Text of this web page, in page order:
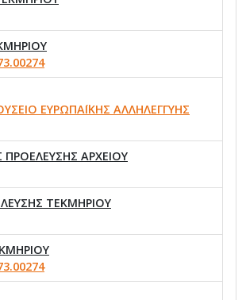
ΕΥΡΩΠΑΪΚΗΣ ΑΛΛΗΛΕΓΓΥΗΣ
ΑΡΧΕΙΟΥ
ΤΕΚΜΗΡΙΟΥ